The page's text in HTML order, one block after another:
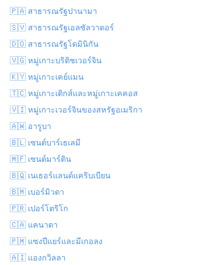
🇵🇦 สาธารณรัฐปานามา
🇸🇻 สาธารณรัฐเอลซัลวาดอร์
🇩🇴 สาธารณรัฐโดมินิกัน
🇻🇬 หมู่เกาะบริติชเวอร์จิน
🇰🇾 หมู่เกาะเคย์แมน
🇹🇨 หมู่เกาะเติกส์และหมู่เกาะเคคอส
🇻🇮 หมู่เกาะเวอร์จินของสหรัฐอเมริกา
🇦🇼 อารูบา
🇧🇱 เซนต์บาร์เธเลมี
🇲🇫 เซนต์มาร์ติน
🇧🇶 เนเธอร์แลนด์แคริบเบียน
🇧🇲 เบอร์มิวดา
🇵🇷 เปอร์โตริโก
🇨🇦 แคนาดา
🇵🇲 แซงปีแยร์และมีเกอลง
🇦🇮 แองกวิลลา